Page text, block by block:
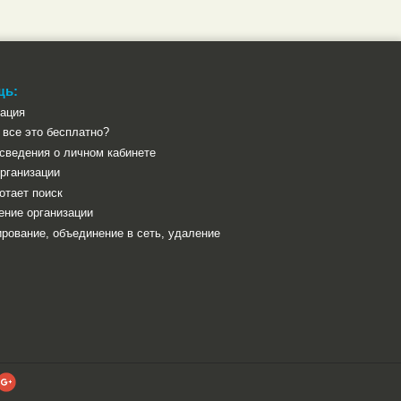
это бесплатно?
о личном кабинете
поиск
организации
объединение в сеть, удаление